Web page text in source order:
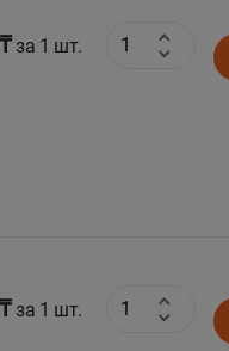
за 1 шт.
за 1 шт.